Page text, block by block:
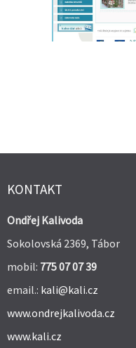
KONTAKT
Ondřej Kalivoda
Sokolovská 2369, Tábor
mobil: 775 07 07 39
email.: kali@kali.cz
www.ondrejkalivoda.cz
www.kali.cz